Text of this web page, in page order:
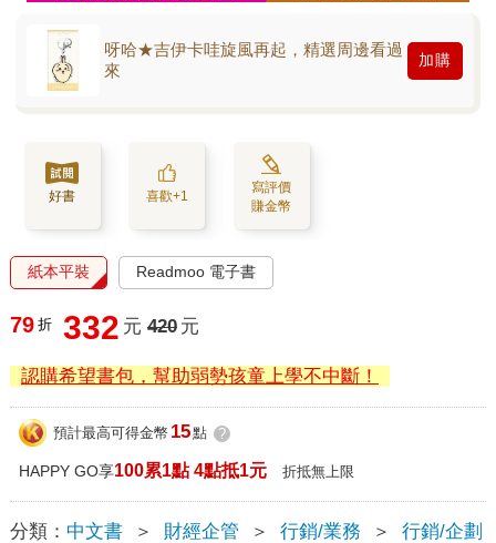
呀哈★吉伊卡哇旋風再起，精選周邊看過
來
加購
好書 喜歡+1
寫評價
賺金幣
紙本平裝 Readmoo 電子書
79 折 332 元 420 元
認購希望書包，幫助弱勢孩童上學不中斷！
預計最高可得金幣 15點 ?
HAPPY GO享100累1點 4點抵1元 折抵無上限
分類： 中文書 ＞ 財經企管 ＞ 行銷/業務 ＞ 行銷/企劃